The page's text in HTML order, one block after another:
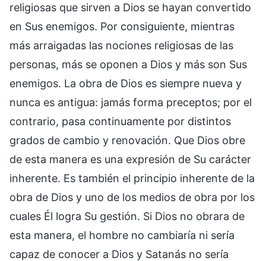
religiosas que sirven a Dios se hayan convertido
en Sus enemigos. Por consiguiente, mientras
más arraigadas las nociones religiosas de las
personas, más se oponen a Dios y más son Sus
enemigos. La obra de Dios es siempre nueva y
nunca es antigua: jamás forma preceptos; por el
contrario, pasa continuamente por distintos
grados de cambio y renovación. Que Dios obre
de esta manera es una expresión de Su carácter
inherente. Es también el principio inherente de la
obra de Dios y uno de los medios de obra por los
cuales Él logra Su gestión. Si Dios no obrara de
esta manera, el hombre no cambiaría ni sería
capaz de conocer a Dios y Satanás no sería